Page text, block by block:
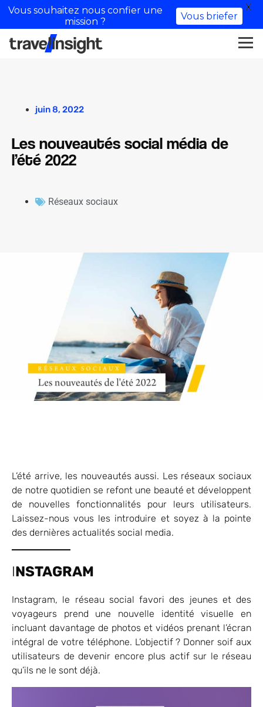
juin 8, 2022
Les nouveautés social média de
l’été 2022
Réseaux sociaux
L’été arrive, les nouveautés aussi. Les réseaux sociaux
de notre quotidien se refont une beauté et développent
de nouvelles fonctionnalités pour leurs utilisateurs.
Laissez-nous vous les introduire et soyez à la pointe
des dernières actualités social media.
INSTAGRAM
Instagram, le réseau social favori des jeunes et des
voyageurs prend une nouvelle identité visuelle en
incluant davantage de photos et vidéos prenant l’écran
intégral de votre téléphone. L’objectif ? Donner soif aux
utilisateurs de devenir encore plus actif sur le réseau
qu’ils ne le sont déjà.
Vous souhaitez nous confier une
mission ?
Vous briefer
X